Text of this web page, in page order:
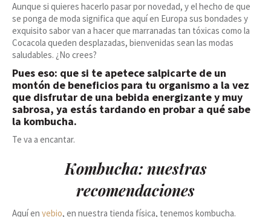
Aunque si quieres hacerlo pasar por novedad, y el hecho de que
se ponga de moda significa que aquí en Europa sus bondades y
exquisito sabor van a hacer que marranadas tan tóxicas como la
Cocacola queden desplazadas, bienvenidas sean las modas
saludables. ¿No crees?
Pues eso: que si te apetece salpicarte de un
montón de beneficios para tu organismo a la vez
que disfrutar de una bebida energizante y muy
sabrosa, ya estás tardando en probar a qué sabe
la kombucha.
Te va a encantar.
Kombucha: nuestras
recomendaciones
Aquí en yebio, en nuestra tienda física, tenemos kombucha.